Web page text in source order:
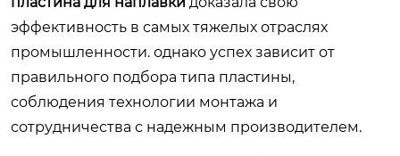
эффективность в самых тяжелых отраслях
промышленности. однако успех зависит от
правильного подбора типа пластины,
соблюдения технологии монтажа и
сотрудничества с надежным производителем.